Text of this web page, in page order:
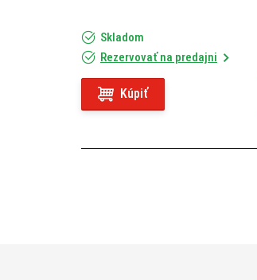
Skladom
Rezervovať na predajni
Kúpiť